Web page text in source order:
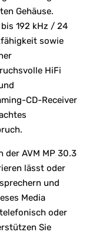
Gehäuse.
192 kHz / 24
sowie
HiFi
CD-Receiver
der AVM MP 30.3
lässt oder
und
Media
oder
Sie